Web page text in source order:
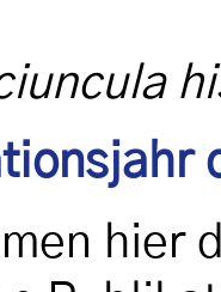
hier